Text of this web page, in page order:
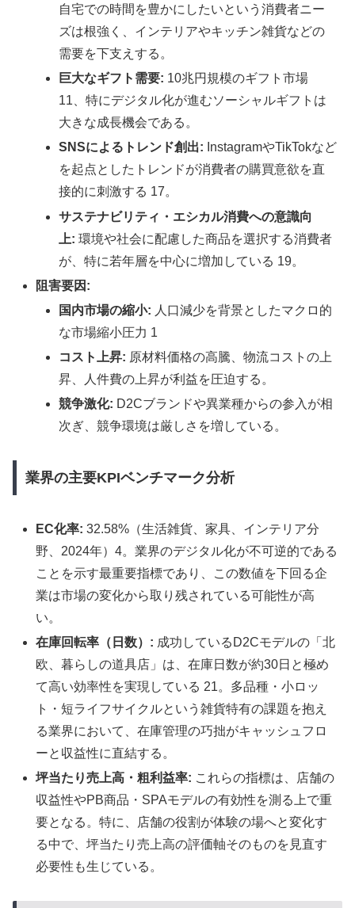
自宅での時間を豊かにしたいという消費者ニー
ズは根強く、インテリアやキッチン雑貨などの
需要を下支えする。
巨大なギフト需要: 10兆円規模のギフト市場
11、特にデジタル化が進むソーシャルギフトは
大きな成長機会である。
SNSによるトレンド創出: InstagramやTikTokなど
を起点としたトレンドが消費者の購買意欲を直
接的に刺激する 17。
サステナビリティ・エシカル消費への意識向
上: 環境や社会に配慮した商品を選択する消費者
が、特に若年層を中心に増加している 19。
阻害要因:
国内市場の縮小: 人口減少を背景としたマクロ的
な市場縮小圧力 1
コスト上昇: 原材料価格の高騰、物流コストの上
昇、人件費の上昇が利益を圧迫する。
競争激化: D2Cブランドや異業種からの参入が相
次ぎ、競争環境は厳しさを増している。
業界の主要KPIベンチマーク分析
EC化率: 32.58%（生活雑貨、家具、インテリア分
野、2024年）4。業界のデジタル化が不可逆的である
ことを示す最重要指標であり、この数値を下回る企
業は市場の変化から取り残されている可能性が高
い。
在庫回転率（日数）: 成功しているD2Cモデルの「北
欧、暮らしの道具店」は、在庫日数が約30日と極め
て高い効率性を実現している 21。多品種・小ロッ
ト・短ライフサイクルという雑貨特有の課題を抱え
る業界において、在庫管理の巧拙がキャッシュフロ
ーと収益性に直結する。
坪当たり売上高・粗利益率: これらの指標は、店舗の
収益性やPB商品・SPAモデルの有効性を測る上で重
要となる。特に、店舗の役割が体験の場へと変化す
る中で、坪当たり売上高の評価軸そのものを見直す
必要性も生じている。